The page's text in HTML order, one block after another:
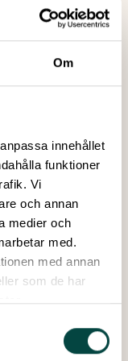
Om
innehållet
funktioner
Vi
och annan
medier och
med.
med annan
som de har
på
drivs av SLU-
sig om
helgen.
även
av sina sinnen.
EU-projektet
kring
med hjälp av
På Curiosum
att välja mellan.